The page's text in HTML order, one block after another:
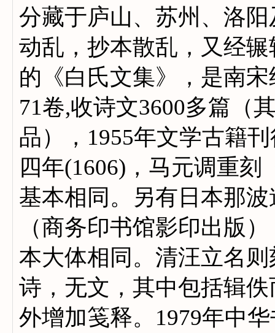
分藏于庐山、苏州、洛
动乱，抄本散乱，又经
的《白氏文集》，是南
71卷,收诗文3600多篇（
品），1955年文学古籍
四年(1606)，马元调重
基本相同。另有日本那
（商务印书馆影印出版
本大体相同。清汪立名
诗，无文，其中包括辑
外增加笺释。1979年中